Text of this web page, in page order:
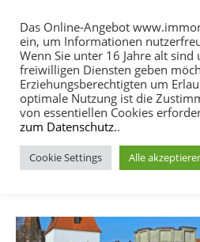
Das Online-Angebot
ein, um Informationen
Wenn Sie unter 16 Jahre alt
freiwilligen Diensten geben
Erziehungsberechtigten um
optimale Nutzung ist die
von essentiellen Cookies
zum Datenschutz..
Cookie Settings Alle